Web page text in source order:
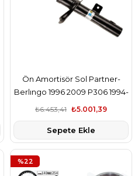
Ön Amortisör Sol Partner-
Berlıngo 1996 2009 P306 1994-
2002 Xsara 1997-2005 Gazlı
₺5.001,39
₺6.453,41
Sepete Ekle
%22